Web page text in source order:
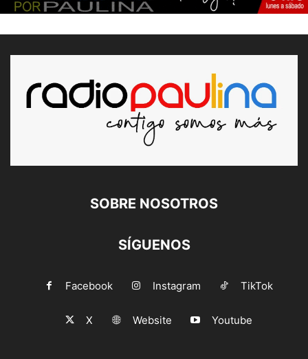
SOBRE NOSOTROS
SÍGUENOS
Facebook Instagram TikTok
X Website Youtube